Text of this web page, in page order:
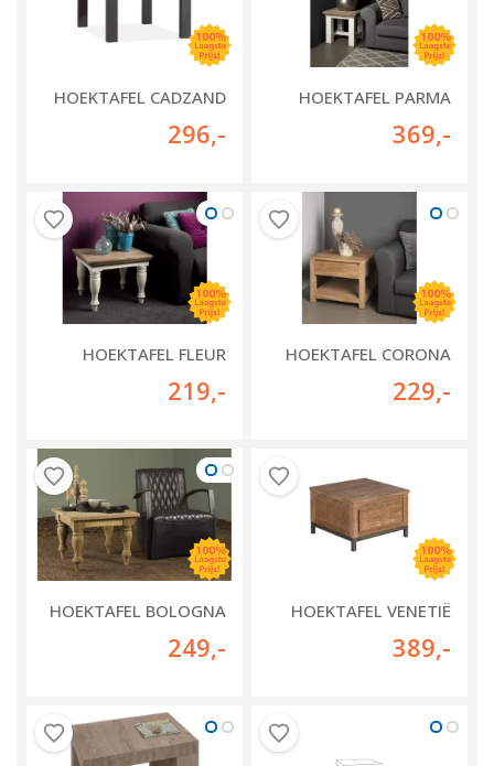
HOEKTAFEL CADZAND
296,-
HOEKTAFEL PARMA
369,-
HOEKTAFEL FLEUR
219,-
HOEKTAFEL CORONA
229,-
HOEKTAFEL BOLOGNA
249,-
HOEKTAFEL VENETIË
389,-